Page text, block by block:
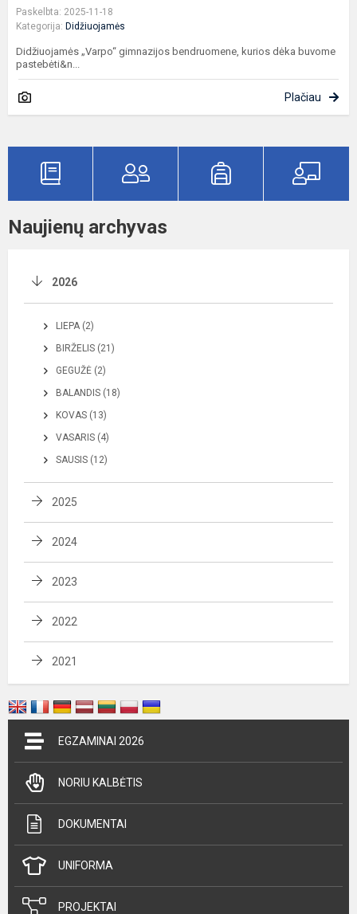
Paskelbta: 2025-11-18
Kategorija: Didžiuojamės
Didžiuojamės „Varpo“ gimnazijos bendruomene, kurios dėka buvome
pastebėti&n...
Plačiau
Naujienų archyvas
2026
LIEPA (2)
BIRŽELIS (21)
GEGUŽĖ (2)
BALANDIS (18)
KOVAS (13)
VASARIS (4)
SAUSIS (12)
2025
2024
2023
2022
2021
EGZAMINAI 2026
NORIU KALBĖTIS
DOKUMENTAI
UNIFORMA
PROJEKTAI